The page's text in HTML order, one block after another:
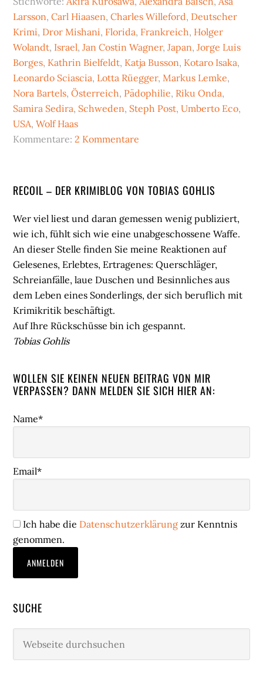
Larsson,Carl Hiaasen,Charles Willeford, Deutscher
Krimi, Dror Mishani, Florida, Frankreich, Holger
Wolandt, Israel,Jan Costin Wagner,Japan,Jorge Luis
Borges, Kathrin Bielfeldt, Katja Busson, Kotaro Isaka,
Leonardo Sciascia, Lotta Rüegger, Markus Lemke,
Nora Bartels,Österreich, Pädophilie, Riku Onda,
Samira Sedira, Schweden, Steph Post,Umberto Eco,
USA,Wolf Haas
Kommentare: 2 Kommentare
Seitenspalte
RECOIL – DER KRIMIBLOG VON TOBIAS GOHLIS
Wer viel liest und daran gemessen wenig publiziert,
wie ich, fühlt sich wie eine unabgeschossene Waffe.
An dieser Stelle finden Sie meine Reaktionen auf
Gelesenes, Erlebtes, Ertragenes: Querschläger,
Schreianfälle, laue Duschen und Besinnliches aus
dem Leben eines Sonderlings, der sich beruflich mit
Krimikritik beschäftigt.
Auf Ihre Rückschüsse bin ich gespannt.
Tobias Gohlis
WOLLEN SIE KEINEN NEUEN BEITRAG VON MIR
VERPASSEN? DANN MELDEN SIE SICH HIER AN:
Name*
Email*
Ich habe die Datenschutzerklärung zur Kenntnis
genommen.
SUCHE
durchsuchen